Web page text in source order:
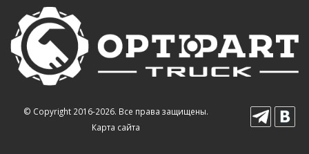
© Copyright 2016-2026. Все права защищены.
Карта сайта